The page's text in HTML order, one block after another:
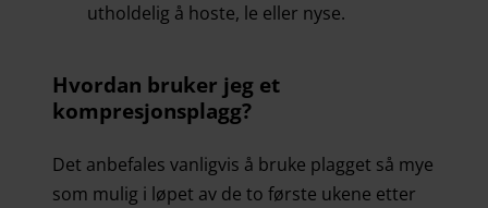
utholdelig å hoste, le eller nyse.
Hvordan bruker jeg et
kompresjonsplagg?
Det anbefales vanligvis å bruke plagget så mye
som mulig i løpet av de to første ukene etter